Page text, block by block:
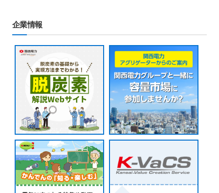
企業情報